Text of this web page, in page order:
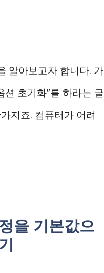
알아보고자 합니다. 가
초기화”를 하라는 글
지죠. 컴퓨터가 어려
을 기본값으